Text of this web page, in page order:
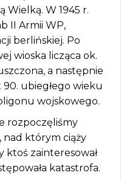
Wielką. W 1945 r.
II Armii WP,
berlińskiej. Po
wioska licząca ok.
a następnie
ubiegłego wieku
wojskowego.
rozpoczęliśmy
nad którym ciąży
ktoś zainteresował
katastrofa.